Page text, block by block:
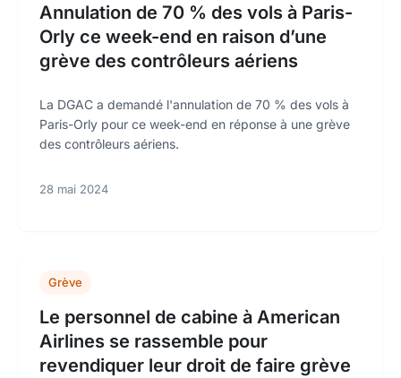
Annulation de 70 % des vols à Paris-
Orly ce week-end en raison d’une
grève des contrôleurs aériens
La DGAC a demandé l'annulation de 70 % des vols à
Paris-Orly pour ce week-end en réponse à une grève
des contrôleurs aériens.
28 mai 2024
Grève
Le personnel de cabine à American
Airlines se rassemble pour
revendiquer leur droit de faire grève